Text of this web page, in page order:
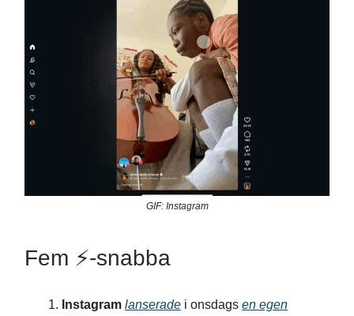
GIF: Instagram
Fem ⚡️-snabba
Instagram lanserade i onsdags en egen